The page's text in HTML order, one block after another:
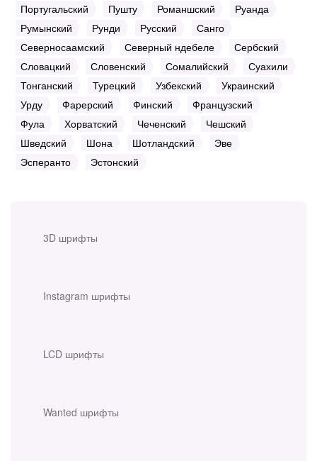
3D шрифты
Instagram шрифты
LCD шрифты
Wanted шрифты
Португальский
Пушту Романшский
Руанда
Румынский
Рунди Русский
Санго
Северносаамский
Северный ндебеле
Сербский
Словацкий
Словенский Сомалийский
Суахили
Тонганский
Турецкий Узбекский
Украинский
Урду
Фарерский Финский
Французский
Фула
Хорватский Чеченский
Чешский
Шведский
Шона Шотландский
Эве
Эсперанто
Эстонский